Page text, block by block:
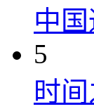
中
5
时